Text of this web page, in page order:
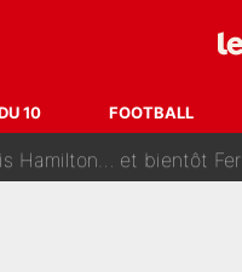
10 FOOTBALL
trahi» par Pablo Longoria :
après la nomination